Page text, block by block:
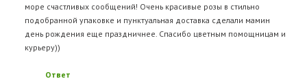
море счастливых сообщений! Очень красивые розы в стильно
подобранной упаковке и пунктуальная доставка сделали мамин
день рождения еще праздничнее. Спасибо цветным помощницам и
курьеру))
Ответ